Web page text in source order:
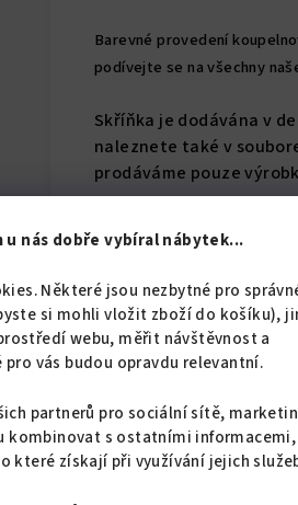
u nás dobře vybíral nábytek...
Některé jsou nezbytné pro
si mohli vložit zboží do košíku),
webu, měřit návštěvnost a
vás budou opravdu relevantní.
partnerů pro sociální sítě,
kombinovat s ostatními informacemi,
které získají při využívání jejich
Barevné provedení
podívejte se na všechny
Skříňka je dodávána v
naleznete také v
prodáváme pouze
produkty